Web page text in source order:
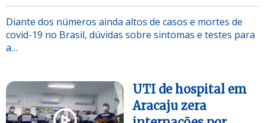
Diante dos números ainda altos de casos e mortes de
covid-19 no Brasil, dúvidas sobre sintomas e testes para
a…
UTI de hospital em
Aracaju zera